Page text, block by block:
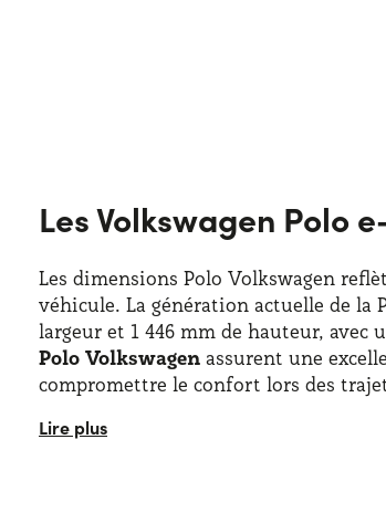
plus réussis de l’histoire de
Les Volkswagen Polo
Les dimensions Polo Volkswagen
véhicule. La génération actuelle de la
largeur et 1 446 mm de hauteur, avec
Polo Volkswagen assurent une
compromettre le confort lors des
Ledesign de la Polo